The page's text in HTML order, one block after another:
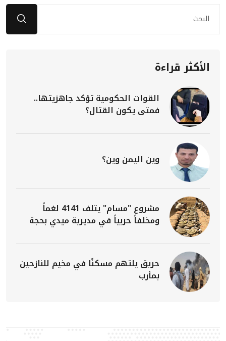
الأكثر قراءة
القوات الحكومية تؤكد جاهزيتها..
فمتى يكون القتال؟
وين اليمن وين؟
مشروع "مسام" يتلف 4141 لغماً
ومخلفاً حربياً في مديرية ميدي بحجة
حريق يلتهم مسكنًا في مخيم للنازحين
بمأرب